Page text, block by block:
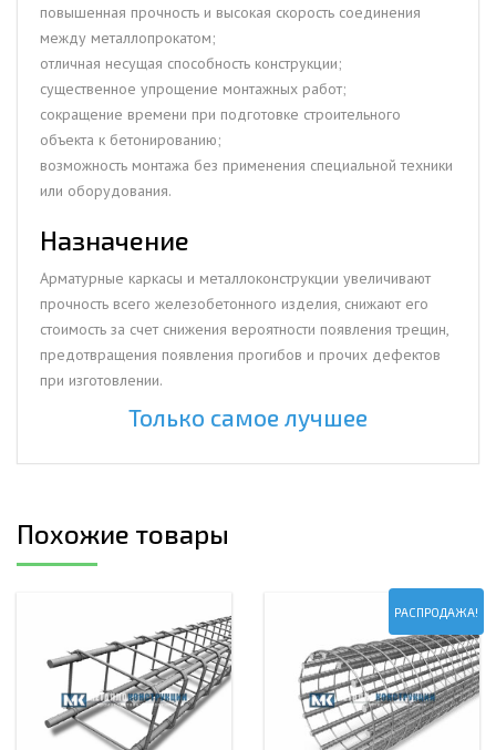
повышенная прочность и высокая скорость соединения
между металлопрокатом;
отличная несущая способность конструкции;
существенное упрощение монтажных работ;
сокращение времени при подготовке строительного
объекта к бетонированию;
возможность монтажа без применения специальной техники
или оборудования.
Назначение
Арматурные каркасы и металлоконструкции увеличивают
прочность всего железобетонного изделия, снижают его
стоимость за счет снижения вероятности появления трещин,
предотвращения появления прогибов и прочих дефектов
при изготовлении.
Только самое лучшее
Похожие товары
РАСПРОДАЖА!